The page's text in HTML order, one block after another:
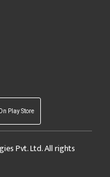
Play Store
Pvt. Ltd. All rights